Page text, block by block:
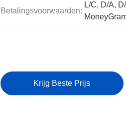
Betalingsvoorwaarden:
L/C, D/A,
Krijg Beste Prijs